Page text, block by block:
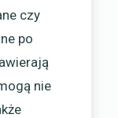
czy
po
nie